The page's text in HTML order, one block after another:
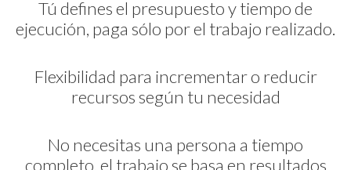
Tú defines el presupuesto y tiempo de
ejecución, paga sólo por el trabajo realizado.
Flexibilidad para incrementar o reducir
recursos según tu necesidad
No necesitas una persona a tiempo
completo, el trabajo se basa en resultados